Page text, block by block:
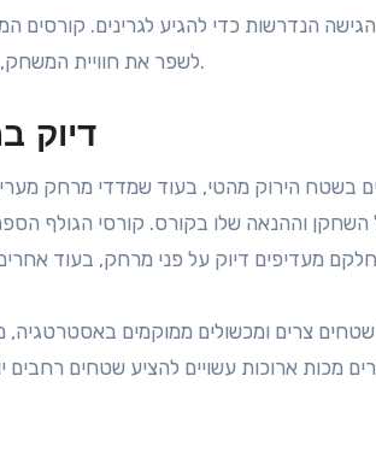
הנדרשות כדי להגיע לגרינים. קורסים
לשפר את חוויית המשחק, במיוחד עבור גולפאים פחות מנוסים.
דיוק
בשטח הירוק מהטי, בעוד שמדדי מרחק
השחקן וההנאה שלו בקורס. קורסי הגולף
צרים ומכשולים ממוקמים באסטרטגיה,